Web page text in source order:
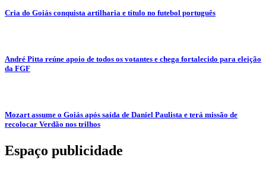
Cria do Goiás conquista artilharia e título no futebol português
André Pitta reúne apoio de todos os votantes e chega fortalecido para eleição
da FGF
Mozart assume o Goiás após saída de Daniel Paulista e terá missão de
recolocar Verdão nos trilhos
Espaço publicidade